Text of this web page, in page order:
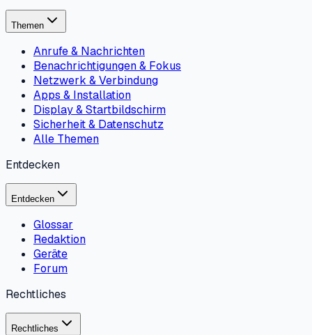
Themen
Anrufe & Nachrichten
Benachrichtigungen & Fokus
Netzwerk & Verbindung
Apps & Installation
Display & Startbildschirm
Sicherheit & Datenschutz
Alle Themen
Entdecken
Entdecken
Glossar
Redaktion
Geräte
Forum
Rechtliches
Rechtliches